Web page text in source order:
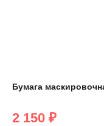
Бумага
2 150 ₽